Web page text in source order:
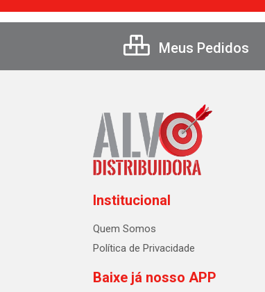
Meus Pedidos
Institucional
Quem Somos
Política de Privacidade
Baixe já nosso APP